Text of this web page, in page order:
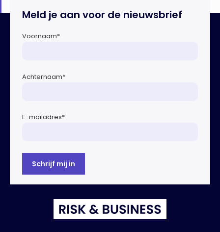
Meld je aan voor de nieuwsbrief
Voornaam*
Achternaam*
E-mailadres*